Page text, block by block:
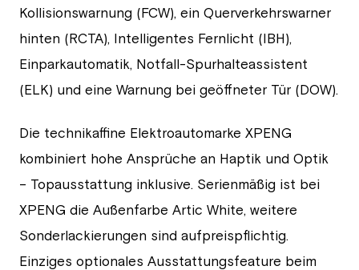
Kollisionswarnung (FCW), ein Querverkehrswarner
hinten (RCTA), Intelligentes Fernlicht (IBH),
Einparkautomatik, Notfall-Spurhalteassistent
(ELK) und eine Warnung bei geöffneter Tür (DOW).
Die technikaffine Elektroautomarke XPENG
kombiniert hohe Ansprüche an Haptik und Optik
– Topausstattung inklusive. Serienmäßig ist bei
XPENG die Außenfarbe Artic White, weitere
Sonderlackierungen sind aufpreispflichtig.
Einziges optionales Ausstattungsfeature beim